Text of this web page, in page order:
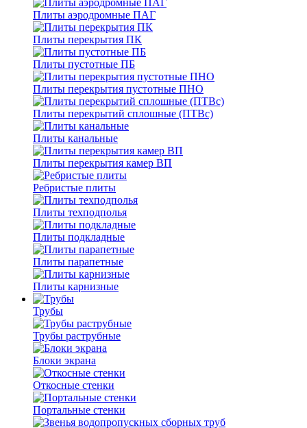
Плиты аэродромные ПАГ
Плиты перекрытия ПК
Плиты пустотные ПБ
Плиты перекрытия пустотные ПНО
Плиты перекрытий сплошные (ПТВс)
Плиты канальные
Плиты перекрытия камер ВП
Ребристые плиты
Плиты техподполья
Плиты подкладные
Плиты парапетные
Плиты карнизные
Трубы
Трубы раструбные
Блоки экрана
Откосные стенки
Портальные стенки